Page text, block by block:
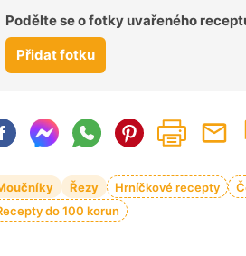
Podělte se o fotky uvařeného
Přidat fotku
Řezy Hrníčkové recepty
do 100 korun